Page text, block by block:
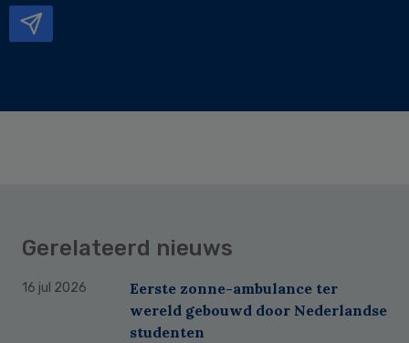
Gerelateerd nieuws
16 jul 2026
Eerste zonne-ambulance ter
wereld gebouwd door Nederlandse
studenten